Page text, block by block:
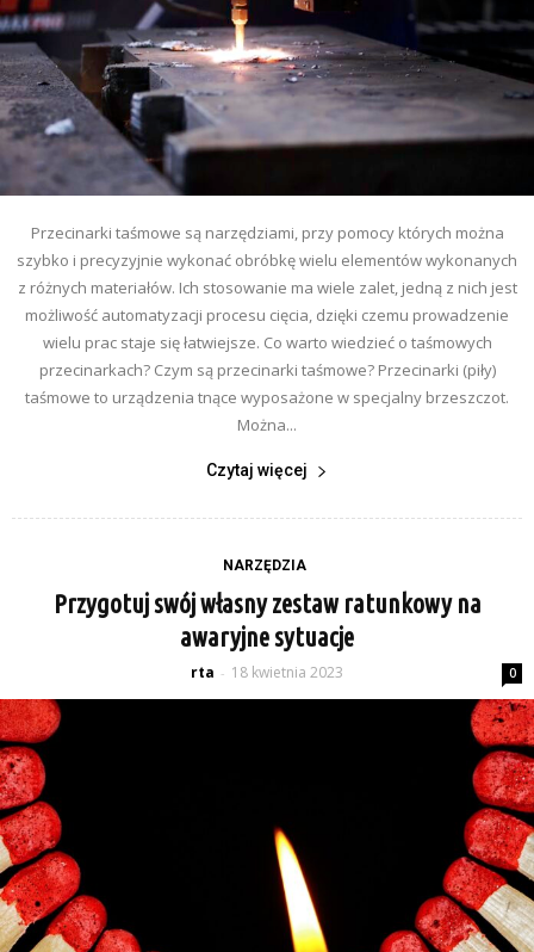
Przecinarki taśmowe są narzędziami, przy pomocy których można
szybko i precyzyjnie wykonać obróbkę wielu elementów wykonanych
z różnych materiałów. Ich stosowanie ma wiele zalet, jedną z nich jest
możliwość automatyzacji procesu cięcia, dzięki czemu prowadzenie
wielu prac staje się łatwiejsze. Co warto wiedzieć o taśmowych
przecinarkach? Czym są przecinarki taśmowe? Przecinarki (piły)
taśmowe to urządzenia tnące wyposażone w specjalny brzeszczot.
Można...
Czytaj więcej
NARZĘDZIA
Przygotuj swój własny zestaw ratunkowy na
awaryjne sytuacje
rta - 18 kwietnia 2023 0